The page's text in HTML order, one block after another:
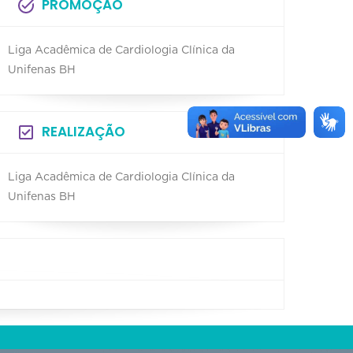
PROMOÇÃO
Liga Acadêmica de Cardiologia Clínica da
Unifenas BH
REALIZAÇÃO
Liga Acadêmica de Cardiologia Clínica da
Unifenas BH